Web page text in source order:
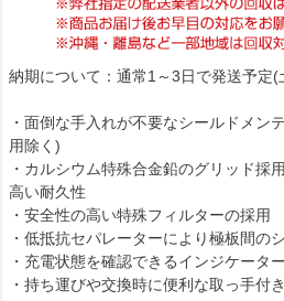
納期について：通常1～3日で発送予定(
・面倒な手入れが不要なシールドメン
用除く)
・カルシウム特殊合金鉛のグリッド採
高い耐久性
・安全性の高い特殊フィルターの採用
・低抵抗セパレーターにより極板間の
・充電状態を確認できるインジケータ
・持ち運びや交換時に便利な取っ手付き